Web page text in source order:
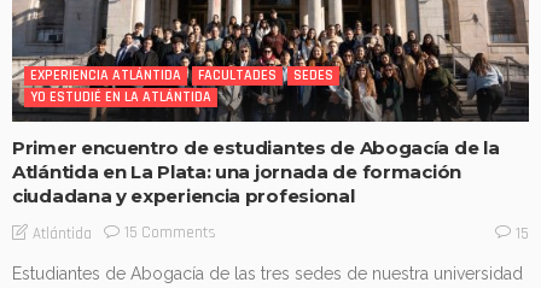
EXPERIENCIA ATLÁNTIDA FACULTADES
SEDES
YO ESTUDIÉ EN LA ATLÁNTIDA
Primer encuentro de estudiantes de Abogacía de la
Atlántida en La Plata: una jornada de formación
ciudadana y experiencia profesional
Atlántida 15 Comments 15
Estudiantes de Abogacía de las tres sedes de nuestra universidad